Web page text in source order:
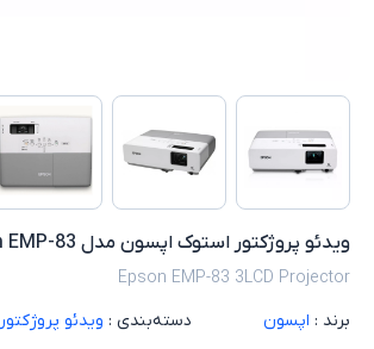
ویدئو پروژکتور استوک اپسون مدل Epson EMP-83
Epson EMP-83 3LCD Projector
برند : اپسون دسته‌بندی : ویدئو